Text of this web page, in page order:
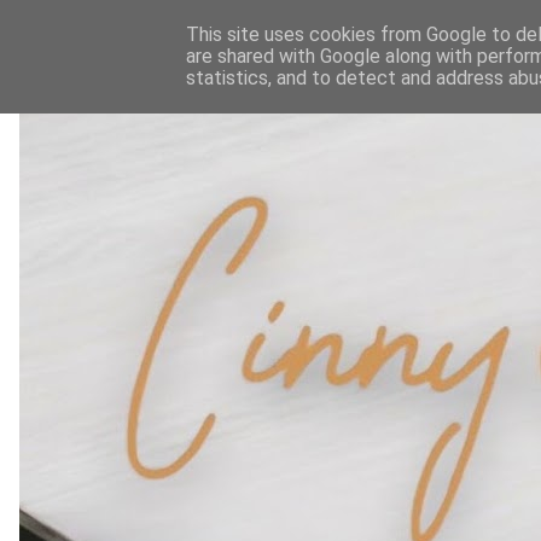
This site uses cookies from Google to
are shared with Google along with
statistics, and to detect and address